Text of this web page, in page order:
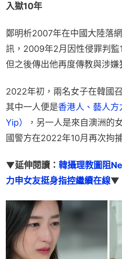
入獄10年
鄭明析2007年在中國大陸落
訊，2009年2月因性侵罪判監
但之後傳出他再度傳教與涉嫌
2022年初，兩名女子在韓國
其中一人便是香港人、藝人
Yip）
，另一人是來自澳洲的
國警方在2022年10月再次拘
▼延伸閱讀： 韓攝理教圖阻
力申女友挺身指控繼續在線▼